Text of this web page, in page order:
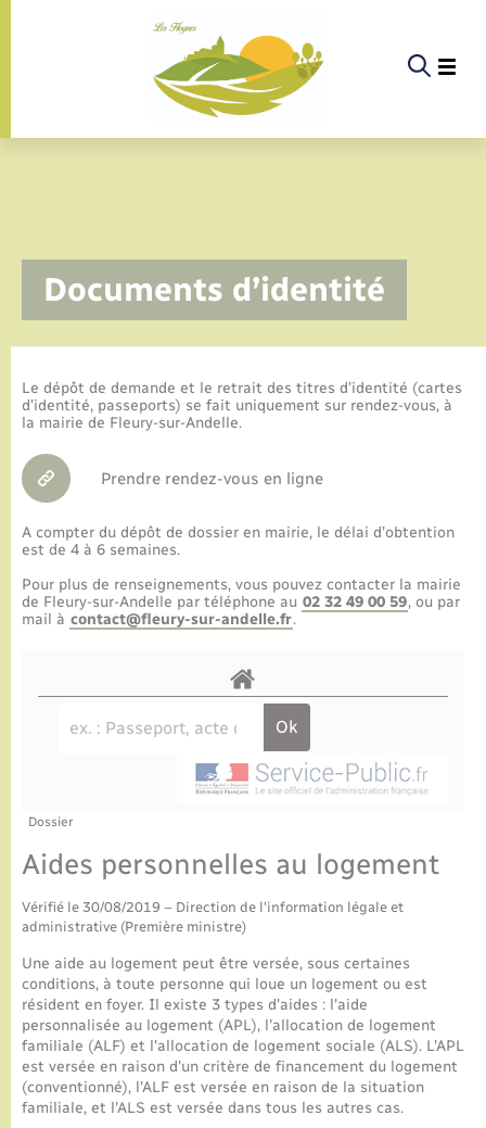
La commune
Actualités
Documents d’identité
Le dépôt de demande et le retrait des titres d’identité (cartes
d’identité, passeports) se fait uniquement sur rendez-vous, à
la mairie de Fleury-sur-Andelle.
Prendre rendez-vous en ligne
A compter du dépôt de dossier en mairie, le délai d’obtention
est de 4 à 6 semaines.
Pour plus de renseignements, vous pouvez contacter la mairie
de Fleury-sur-Andelle par téléphone au 02 32 49 00 59, ou par
mail à contact@fleury-sur-andelle.fr.
Dossier
Aides personnelles au logement
Vérifié le 30/08/2019 – Direction de l'information légale et
administrative (Première ministre)
Une aide au logement peut être versée, sous certaines
conditions, à toute personne qui loue un logement ou est
résident en foyer. Il existe 3 types d'aides : l'aide
personnalisée au logement (APL), l'allocation de logement
familiale (ALF) et l'allocation de logement sociale (ALS). L'APL
est versée en raison d'un critère de financement du logement
(conventionné), l'ALF est versée en raison de la situation
familiale, et l'ALS est versée dans tous les autres cas.